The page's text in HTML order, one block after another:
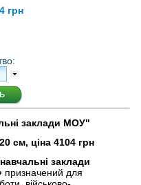
грн
заклади МОУ"
см, ціна 4104 грн
заклади
призначений для